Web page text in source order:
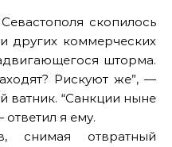
скопилось
других коммерческих
шторма.
Рискуют же”, —
ватник. “Санкции ныне
я ему.
снимая отвратный